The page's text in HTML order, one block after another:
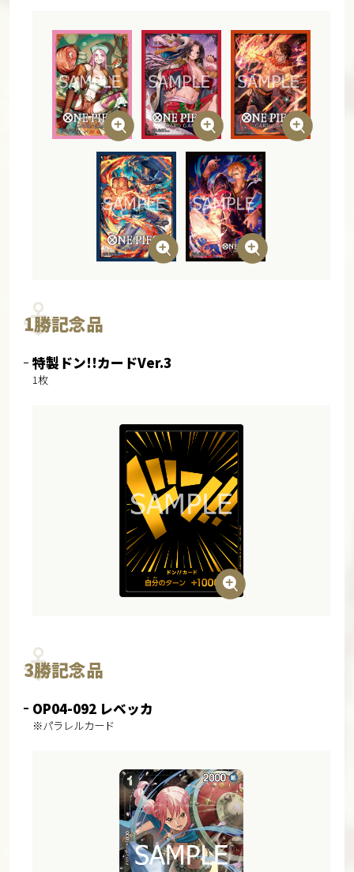
1勝記念品
特製ドン!!カードVer.3
1枚
3勝記念品
OP04-092 レベッカ
※パラレルカード